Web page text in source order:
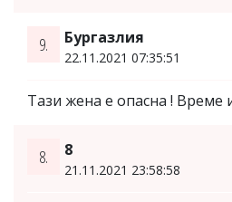
9. Бургазлия
22.11.2021 07:35:51
Тази жена е опасна ! Време
8. 8
21.11.2021 23:58:58